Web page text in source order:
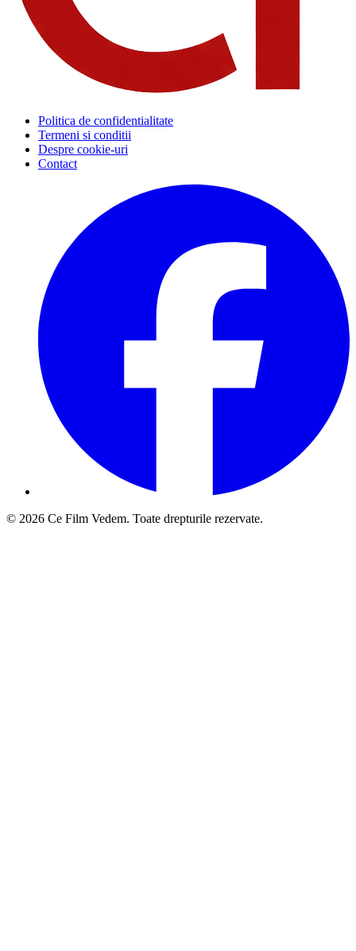
Politica de confidentialitate
Termeni si conditii
Despre cookie-uri
Contact
© 2026 Ce Film Vedem. Toate drepturile rezervate.